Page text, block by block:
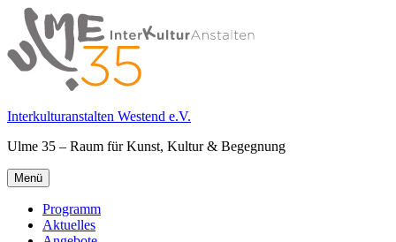
Springe
zum
Inhalt
Interkulturanstalten Westend e.V.
Ulme 35 – Raum für Kunst, Kultur & Begegnung
Primäres
Menü
Menü
Programm
Aktuelles